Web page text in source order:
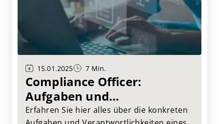
15.01.2025 7 Min.
Compliance Officer:
Aufgaben und
Verantwortlichkeiten im
Erfahren Sie hier alles über die konkreten